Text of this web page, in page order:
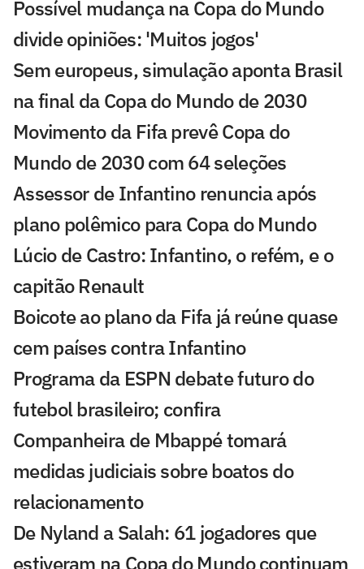
Possível mudança na Copa do Mundo
divide opiniões: 'Muitos jogos'
Sem europeus, simulação aponta Brasil
na final da Copa do Mundo de 2030
Movimento da Fifa prevê Copa do
Mundo de 2030 com 64 seleções
Assessor de Infantino renuncia após
plano polêmico para Copa do Mundo
Lúcio de Castro: Infantino, o refém, e o
capitão Renault
Boicote ao plano da Fifa já reúne quase
cem países contra Infantino
Programa da ESPN debate futuro do
futebol brasileiro; confira
Companheira de Mbappé tomará
medidas judiciais sobre boatos do
relacionamento
De Nyland a Salah: 61 jogadores que
estiveram na Copa do Mundo continuam